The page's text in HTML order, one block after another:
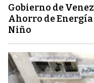
Gobierno de
Ahorro de
Niño